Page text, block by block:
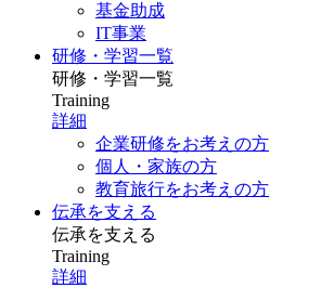
基金助成
IT事業
研修・学習一覧
研修・学習一覧
Training
詳細
企業研修をお考えの方
個人・家族の方
教育旅行をお考えの方
伝承を支える
伝承を支える
Training
詳細